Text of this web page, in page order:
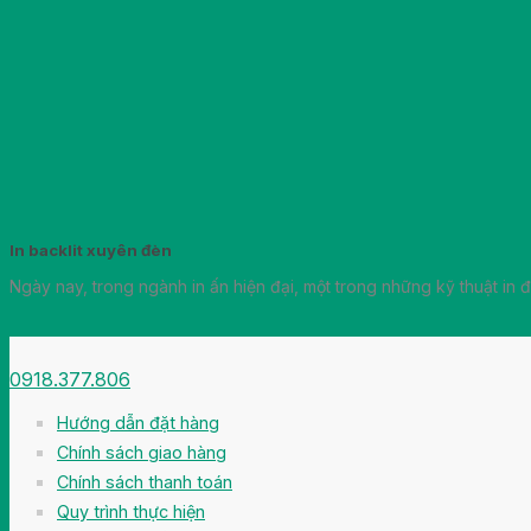
In backlit xuyên đèn
Ngày nay, trong ngành in ấn hiện đại, một trong những kỹ thuật in
0918.377.806
Hướng dẫn đặt hàng
Chính sách giao hàng
Chính sách thanh toán
Quy trình thực hiện